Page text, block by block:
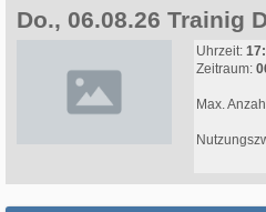
Do., 06.08.26 Trainig
Uhrzeit:
Zeitraum:
Max.